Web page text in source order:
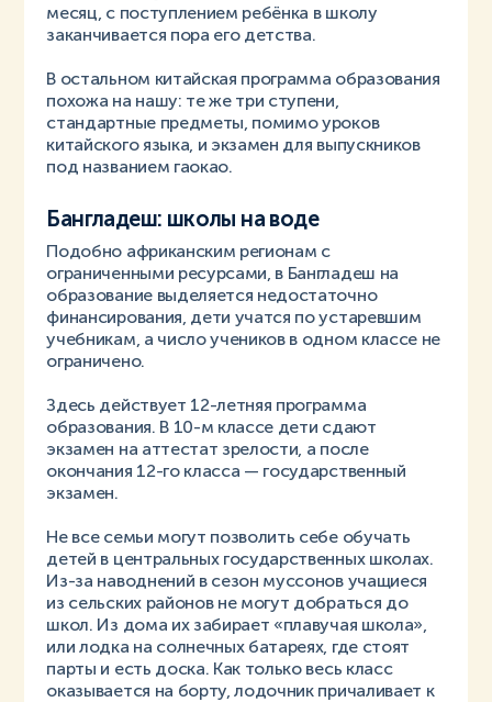
месяц, с поступлением ребёнка в школу
заканчивается пора его детства.
В остальном китайская программа образования
похожа на нашу: те же три ступени,
стандартные предметы, помимо уроков
китайского языка, и экзамен для выпускников
под названием гаокао.
Бангладеш: школы на воде
Подобно африканским регионам с
ограниченными ресурсами, в Бангладеш на
образование выделяется недостаточно
финансирования, дети учатся по устаревшим
учебникам, а число учеников в одном классе не
ограничено.
Здесь действует 12-летняя программа
образования. В 10-м классе дети сдают
экзамен на аттестат зрелости, а после
окончания 12-го класса — государственный
экзамен.
Не все семьи могут позволить себе обучать
детей в центральных государственных школах.
Из-за наводнений в сезон муссонов учащиеся
из сельских районов не могут добраться до
школ. Из дома их забирает «плавучая школа»,
или лодка на солнечных батареях, где стоят
парты и есть доска. Как только весь класс
оказывается на борту, лодочник причаливает к